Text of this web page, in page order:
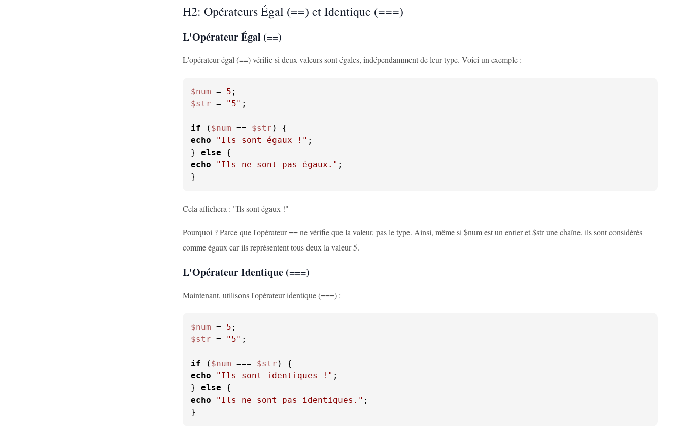
H2: Opérateurs Égal (==) et Identique (===)
L'Opérateur Égal (==)
L'opérateur égal (==) vérifie si deux valeurs sont égales, indépendamment de leur type. Voici un exemple :
$num = 5
$str = "5" ;
if ( $num == $str
echo
"Ils sont égaux !" ;
} else
echo
"Ils ne sont pas égaux." ;
}
Cela affichera : "Ils sont égaux !"
Pourquoi ? Parce que l'opérateur == ne vérifie que la valeur, pas le type. Ainsi, même si $num est un entier et $str une chaîne, ils sont considérés
comme égaux car ils représentent tous deux la valeur 5.
L'Opérateur Identique (===)
Maintenant, utilisons l'opérateur identique (===) :
$num = 5
$str = "5" ;
if ( $num === $str
echo
"Ils sont identiques !" ;
} else
echo
"Ils ne sont pas identiques." ;
}